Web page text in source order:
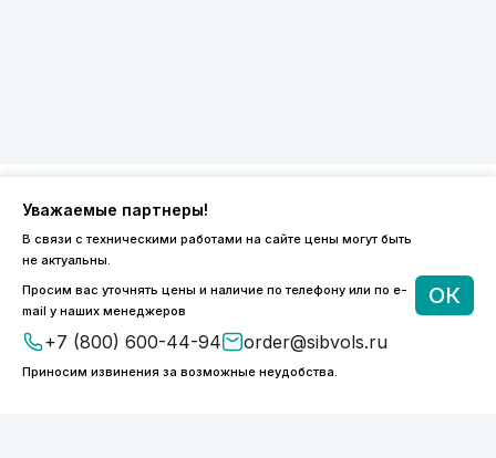
Уважаемые партнеры!
В связи с техническими работами на сайте цены могут быть
не актуальны.
Просим вас уточнять цены и наличие по телефону или по e-
mail у наших менеджеров
+7 (800) 600-44-94 order@sibvols.ru
Приносим извинения за возможные неудобства.
ОК
8 (800) 600-44-94
ПН-ПТ 9:00 - 18:00
order@sibvols.ru
О компании
Доставка и оплата